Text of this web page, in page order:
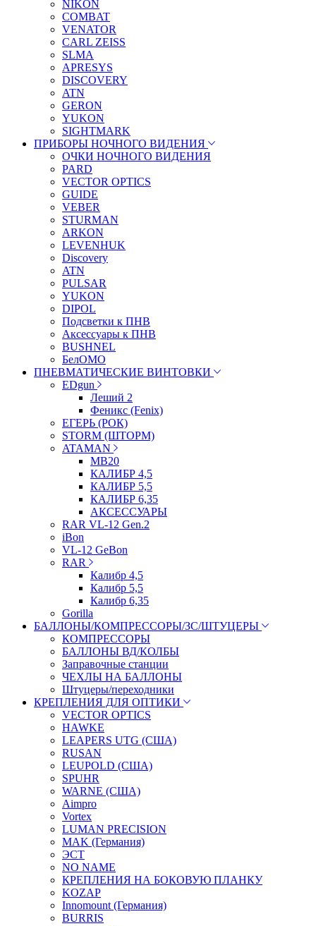
NIKON
COMBAT
VENATOR
CARL ZEISS
SLMA
APRESYS
DISCOVERY
ATN
GERON
YUKON
SIGHTMARK
ПРИБОРЫ НОЧНОГО ВИДЕНИЯ
ОЧКИ НОЧНОГО ВИДЕНИЯ
PARD
VECTOR OPTICS
GUIDE
VEBER
STURMAN
ARKON
LEVENHUK
Discovery
ATN
PULSAR
YUKON
DIPOL
Подсветки к ПНВ
Аксессуары к ПНВ
BUSHNEL
БелОМО
ПНЕВМАТИЧЕСКИЕ ВИНТОВКИ
EDgun
Леший 2
Феникс (Fenix)
ЕГЕРЬ (РОК)
STORM (ШТОРМ)
ATAMAN
МВ20
КАЛИБР 4,5
КАЛИБР 5,5
КАЛИБР 6,35
АКСЕССУАРЫ
RAR VL-12 Gen.2
iBon
VL-12 GeBon
RAR
Калибр 4,5
Калибр 5,5
Калибр 6,35
Gorilla
БАЛЛОНЫ/КОМПРЕССОРЫ/ЗС/ШТУЦЕРЫ
КОМПРЕССОРЫ
БАЛЛОНЫ ВД/КОЛБЫ
Заправочные станции
ЧЕХЛЫ НА БАЛЛОНЫ
Штуцеры/переходники
КРЕПЛЕНИЯ ДЛЯ ОПТИКИ
VECTOR OPTICS
HAWKE
LEAPERS UTG (США)
RUSAN
LEUPOLD (США)
SPUHR
WARNE (США)
Aimpro
Vortex
LUMAN PRECISION
MAK (Германия)
ЭСТ
NO NAME
КРЕПЛЕНИЯ НА БОКОВУЮ ПЛАНКУ
KOZAP
Innomount (Германия)
BURRIS